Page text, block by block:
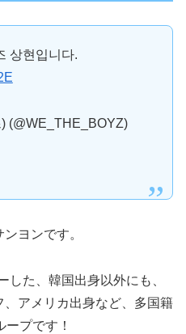
상현입니다.
(@WE_THE_BOYZ)
ヨンです。
した、韓国出身以外にも、
アメリカ出身など、多国籍
プです！